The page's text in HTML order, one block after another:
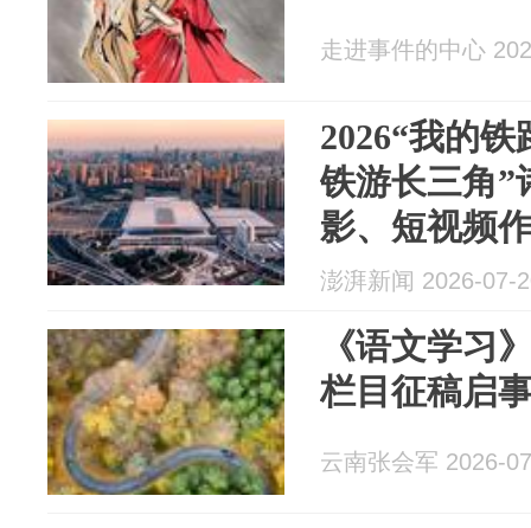
走进事件的中心
2026“我的
铁游长三角”
影、短视频
行中
澎湃新闻 2026-07-
《语文学习
栏目征稿启
云南张会军 2026-